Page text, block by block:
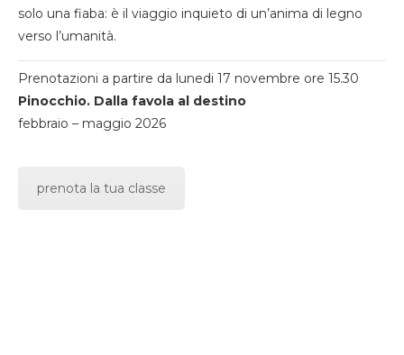
solo una fiaba: è il viaggio inquieto di un’anima di legno
verso l’umanità.
Prenotazioni a partire da lunedi 17 novembre ore 15.30
Pinocchio. Dalla favola al destino
febbraio – maggio 2026
prenota la tua classe